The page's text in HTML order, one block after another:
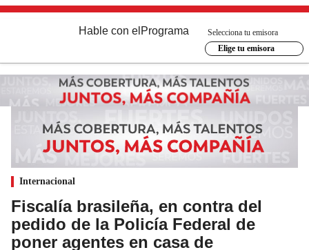
Hable con el Programa
Selecciona tu emisora
Elige tu emisora
Internacional
Fiscalía brasileña, en contra del
pedido de la Policía Federal de
poner agentes en casa de